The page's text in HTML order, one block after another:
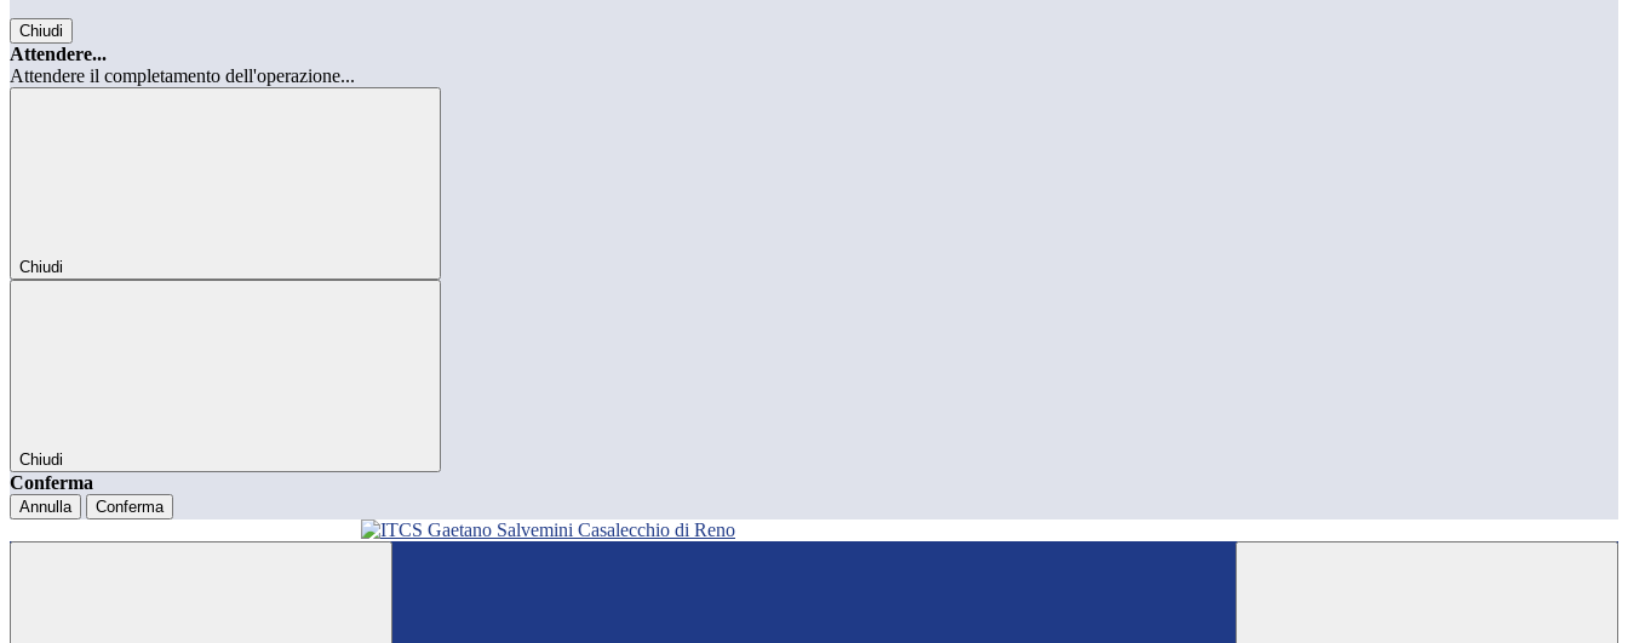
Chiudi
Attendere...
Attendere il completamento dell'operazione...
Chiudi
Chiudi
Conferma
Annulla Conferma